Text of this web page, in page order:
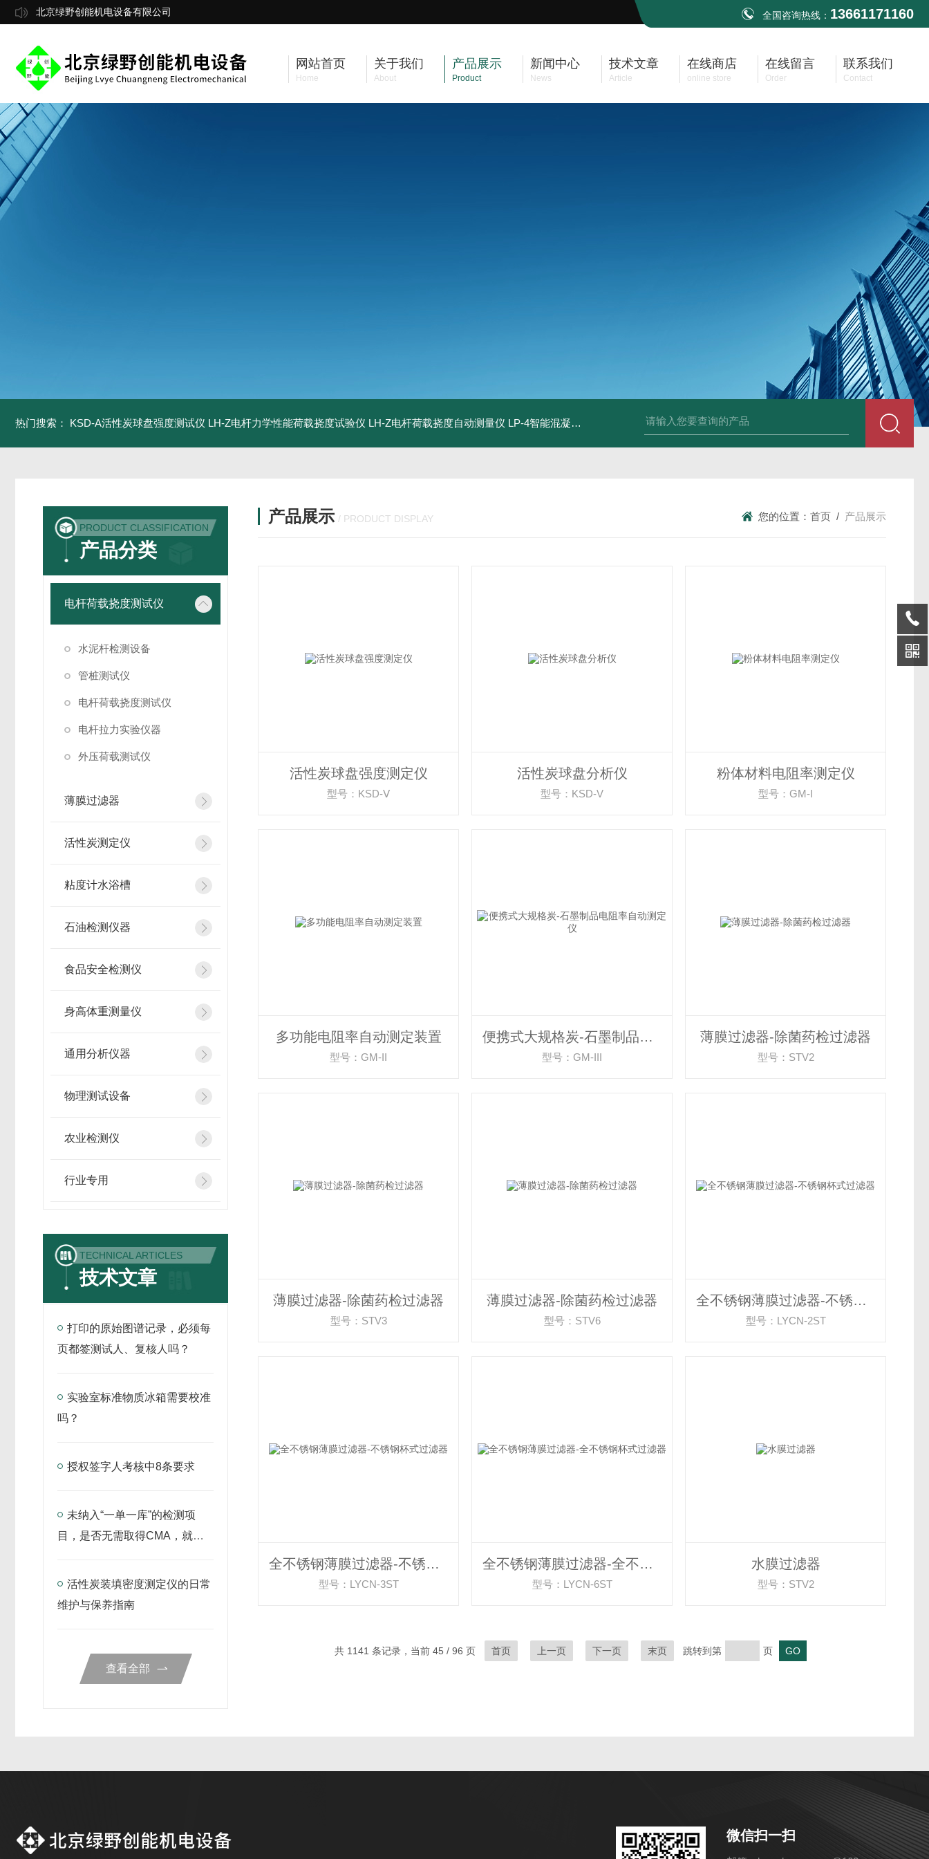
北京绿野创能机电设备有限公司 全国咨询热线： 13661171160
网站首页
Home
关于我们
About
产品展示
Product
新闻中心
News
技术文章
Article
在线商店
online store
在线留言
Order
联系我们
Contact
热门搜索： KSD-A活性炭球盘强度测试仪 LH-Z电杆力学性能荷载挠度试验仪 LH-Z电杆荷载挠度自动测量仪 LP-4智能混凝土电杆检测系统 LP-4混凝土电杆检测仪 LW-4电杆荷载挠度自动测量仪（无线
PRODUCT CLASSIFICATION
产品分类
电杆荷载挠度测试仪
水泥杆检测设备
管桩测试仪
电杆荷载挠度测试仪
电杆拉力实验仪器
外压荷载测试仪
薄膜过滤器
活性炭测定仪
粘度计水浴槽
石油检测仪器
食品安全检测仪
身高体重测量仪
通用分析仪器
物理测试设备
农业检测仪
行业专用
TECHNICAL ARTICLES
技术文章
打印的原始图谱记录，必须每
页都签测试人、复核人吗？
实验室标准物质冰箱需要校准
吗？
授权签字人考核中8条要求
未纳入“一单一库”的检测项
目，是否无需取得CMA，就可
活性炭装填密度测定仪的日常
维护与保养指南
查看全部
产品展示 / PRODUCT DISPLAY 您的位置： 首页 / 产品展示
活性炭球盘强度测定仪
型号：KSD-Ⅴ
活性炭球盘分析仪
型号：KSD-V
粉体材料电阻率测定仪
型号：GM-I
多功能电阻率自动测定装置
型号：GM-II
便携式大规格炭-石墨制品电阻率自动测定仪
型号：GM-III
薄膜过滤器-除菌药检过滤器
型号：STV2
薄膜过滤器-除菌药检过滤器
型号：STV3
薄膜过滤器-除菌药检过滤器
型号：STV6
全不锈钢薄膜过滤器-不锈钢杯式过滤器
型号：LYCN-2ST
全不锈钢薄膜过滤器-不锈钢杯式过滤器
型号：LYCN-3ST
全不锈钢薄膜过滤器-全不锈钢杯式过滤器
型号：LYCN-6ST
水膜过滤器
型号：STV2
共 1141 条记录，当前 45 / 96 页 首页 上一页 下一页 末页 跳转到第 页
微信扫一扫